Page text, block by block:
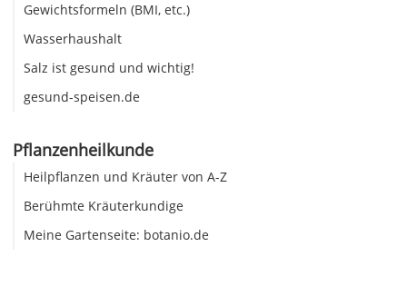
Gewichtsformeln (BMI, etc.)
Wasserhaushalt
Salz ist gesund und wichtig!
gesund-speisen.de
Pflanzenheilkunde
Heilpflanzen und Kräuter von A-Z
Berühmte Kräuterkundige
Meine Gartenseite: botanio.de